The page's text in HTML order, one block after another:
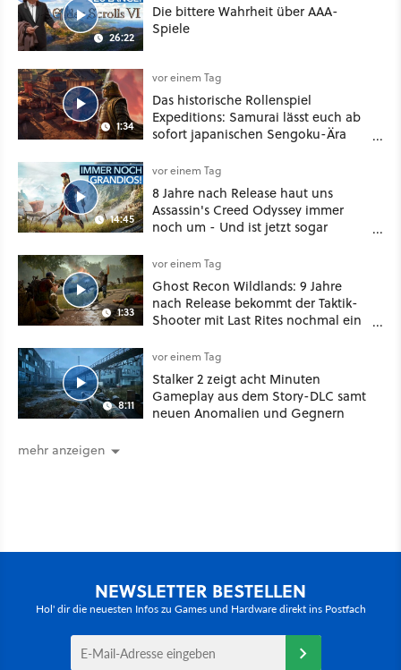
26:22
Die bittere Wahrheit über AAA-
Spiele
1:34
vor einem Tag
Das historische Rollenspiel
Expeditions: Samurai lässt euch ab
sofort japanischen Sengoku-Ära
oder Diplomatie
14:45
vor einem Tag
8 Jahre nach Release haut uns
Assassin's Creed Odyssey immer
noch um - Und ist jetzt sogar
1:33
vor einem Tag
Ghost Recon Wildlands: 9 Jahre
nach Release bekommt der Taktik-
Shooter mit Last Rites nochmal ein
8:11
vor einem Tag
Stalker 2 zeigt acht Minuten
Gameplay aus dem Story-DLC samt
neuen Anomalien und Gegnern
mehr anzeigen
NEWSLETTER BESTELLEN
Hol' dir die neuesten Infos zu Games und Hardware direkt ins Postfach